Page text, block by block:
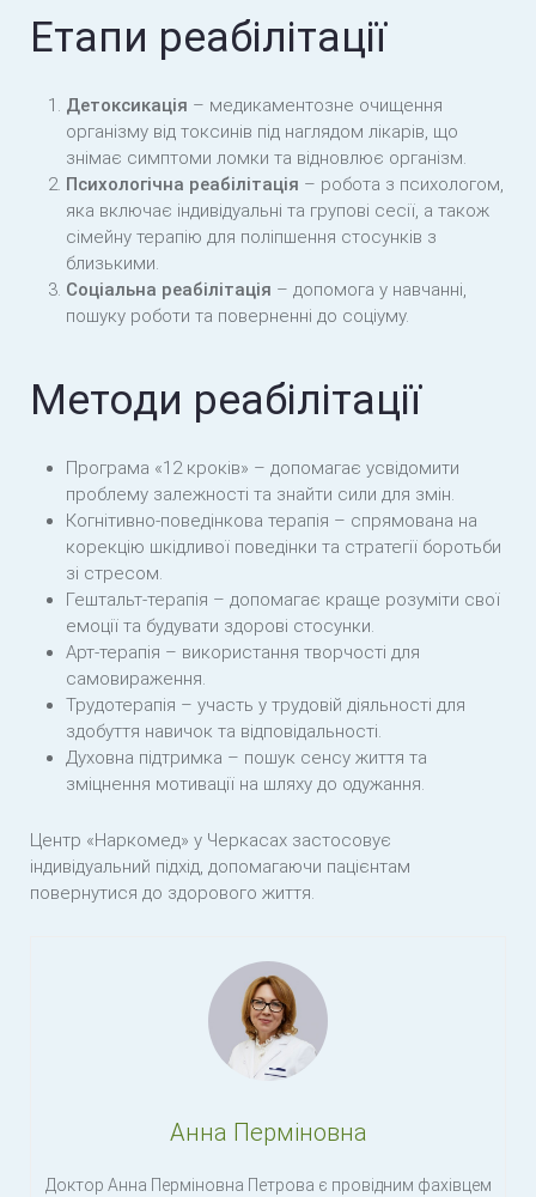
Етапи реабілітації
Детоксикація – медикаментозне очищення
організму від токсинів під наглядом лікарів, що
знімає симптоми ломки та відновлює організм.
Психологічна реабілітація – робота з психологом,
яка включає індивідуальні та групові сесії, а також
сімейну терапію для поліпшення стосунків з
близькими.
Соціальна реабілітація – допомога у навчанні,
пошуку роботи та поверненні до соціуму.
Методи реабілітації
Програма «12 кроків» – допомагає усвідомити
проблему залежності та знайти сили для змін.
Когнітивно-поведінкова терапія – спрямована на
корекцію шкідливої поведінки та стратегії боротьби
зі стресом.
Гештальт-терапія – допомагає краще розуміти свої
емоції та будувати здорові стосунки.
Арт-терапія – використання творчості для
самовираження.
Трудотерапія – участь у трудовій діяльності для
здобуття навичок та відповідальності.
Духовна підтримка – пошук сенсу життя та
зміцнення мотивації на шляху до одужання.
Центр «Наркомед» у Черкасах застосовує
індивідуальний підхід, допомагаючи пацієнтам
повернутися до здорового життя.
Анна Перміновна
Доктор Анна Перміновна Петрова є провідним фахівцем